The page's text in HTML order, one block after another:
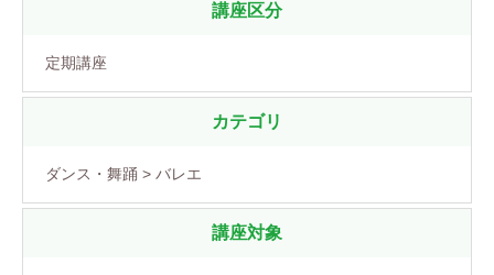
講座区分
定期講座
カテゴリ
ダンス・舞踊 > バレエ
講座対象